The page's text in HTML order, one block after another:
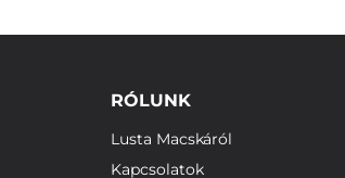
RÓLUNK
Lusta Macskáról
Kapcsolatok